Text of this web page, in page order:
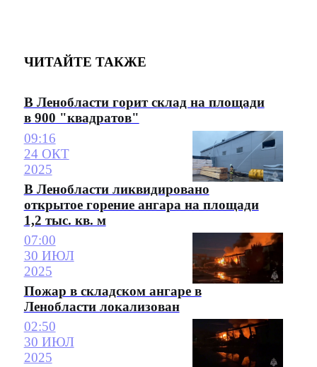
ЧИТАЙТЕ ТАКЖЕ
В Ленобласти горит склад на площади
в 900 "квадратов"
09:16
24 ОКТ
2025
В Ленобласти ликвидировано
открытое горение ангара на площади
1,2 тыс. кв. м
07:00
30 ИЮЛ
2025
Пожар в складском ангаре в
Ленобласти локализован
02:50
30 ИЮЛ
2025